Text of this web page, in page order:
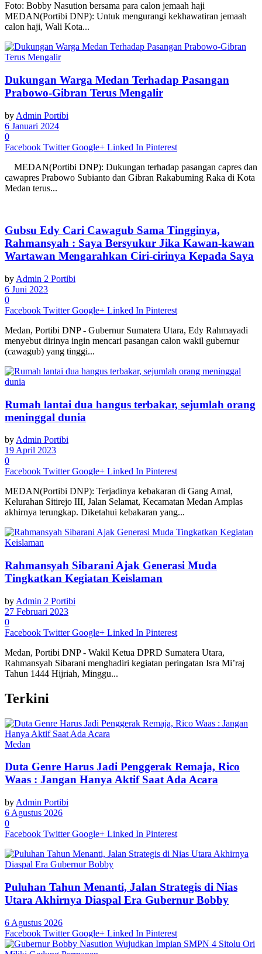
Foto: Bobby Nasution bersama para calon jemaah haji
MEDAN(Portibi DNP): Untuk mengurangi kekhawatiran jemaah
calon haji, Wali Kota...
Dukungan Warga Medan Terhadap Pasangan
Prabowo-Gibran Terus Mengalir
by Admin Portibi
6 Januari 2024
0
Facebook Twitter Google+ Linked In Pinterest
MEDAN(Portibi DNP): Dukungan terhadap pasangan capres dan
cawapres Prabowo Subianto dan Gibran Rakabuming Raka di Kota
Medan terus...
Gubsu Edy Cari Cawagub Sama Tingginya,
Rahmansyah : Saya Bersyukur Jika Kawan-kawan
Wartawan Mengarahkan Ciri-cirinya Kepada Saya
by Admin 2 Portibi
6 Juni 2023
0
Facebook Twitter Google+ Linked In Pinterest
Medan, Portibi DNP - Gubernur Sumatera Utara, Edy Rahmayadi
menyebut dirinya ingin mencari pasangan calon wakil gubernur
(cawagub) yang tinggi...
Rumah lantai dua hangus terbakar, sejumlah orang
meninggal dunia
byAdmin Portibi
19 April 2023
0
Facebook Twitter Google+ Linked In Pinterest
MEDAN(Portibi DNP): Terjadinya kebakaran di Gang Amal,
Kelurahan Sitirejo III, Jalan Selamat, Kecamatan Medan Amplas
akhirnya terungkap. Diketahui kebakaran yang...
Rahmansyah Sibarani Ajak Generasi Muda
Tingkatkan Kegiatan Keislaman
by Admin 2 Portibi
27 Februari 2023
0
Facebook Twitter Google+ Linked In Pinterest
Medan, Portibi DNP - Wakil Ketua DPRD Sumatera Utara,
Rahmansyah Sibarani menghadiri kegiatan peringatan Isra Mi’raj
Tahun 1444 Hijriah, Minggu...
Terkini
Medan
Duta Genre Harus Jadi Penggerak Remaja, Rico
Waas : Jangan Hanya Aktif Saat Ada Acara
by Admin Portibi
6 Agustus 2026
0
Facebook Twitter Google+ Linked In Pinterest
Puluhan Tahun Menanti, Jalan Strategis di Nias
Utara Akhirnya Diaspal Era Gubernur Bobby
6 Agustus 2026
Facebook Twitter Google+ Linked In Pinterest